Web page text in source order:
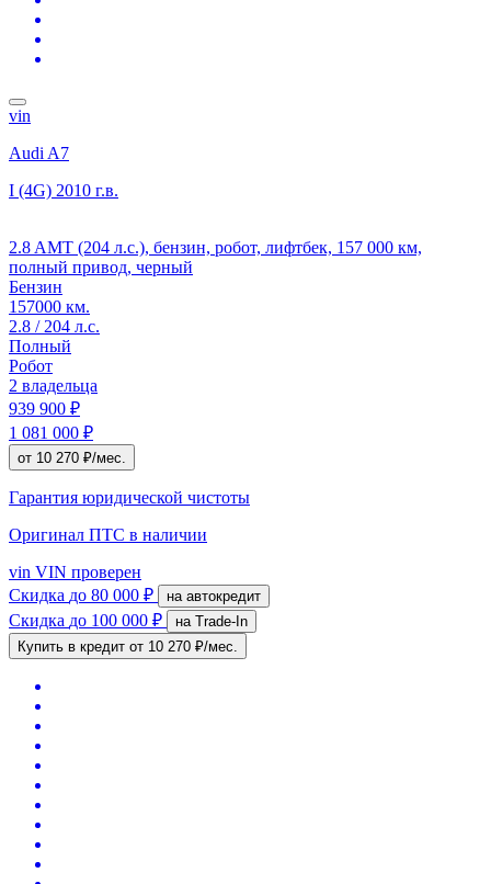
vin
Audi A7
I (4G) 2010 г.в.
2.8 AMT (204 л.с.), бензин, робот, лифтбек, 157 000 км,
полный привод, черный
Бензин
157000 км.
2.8 / 204 л.с.
Полный
Робот
2 владельца
939 900 ₽
1 081 000 ₽
от 10 270 ₽/мес.
Гарантия юридической чистоты
Оригинал ПТС в наличии
vin VIN проверен
Скидка до 80 000 ₽ на автокредит
Скидка до 100 000 ₽
на Trade-In
Купить в кредит от 10 270 ₽/мес.